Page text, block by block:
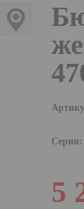
Серия:
5